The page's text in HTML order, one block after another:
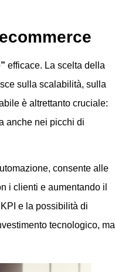
efficace. La scelta della
sulla scalabilità, sulla
è altrettanto cruciale:
anche nei picchi di
consente alle
i clienti e aumentando il
e la possibilità di
tecnologico, ma